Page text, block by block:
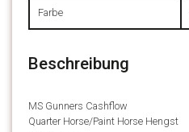
Farbe
Beschreibung
MS Gunners Cashflow
Quarter Horse/Paint Horse Hengst